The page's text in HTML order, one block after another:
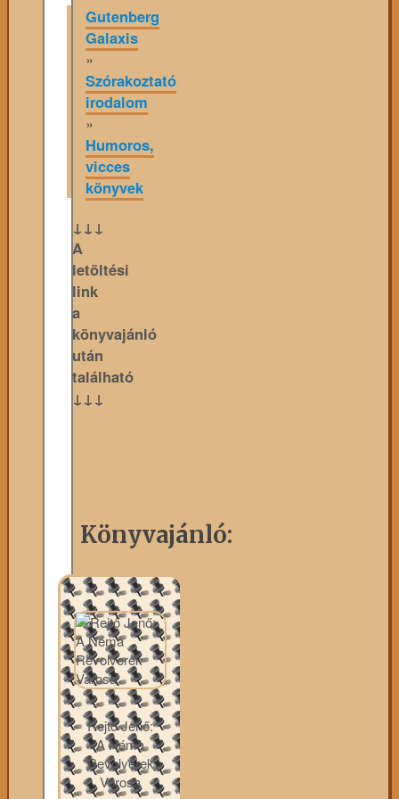
Gutenberg
Galaxis
»
Szórakoztató
irodalom
»
Humoros,
vicces
könyvek
↓↓↓
A
letöltési
link
a
könyvajánló
után
található
↓↓↓
Könyvajánló:
Rejtő Jenő:
A Néma
Revolverek
Városa